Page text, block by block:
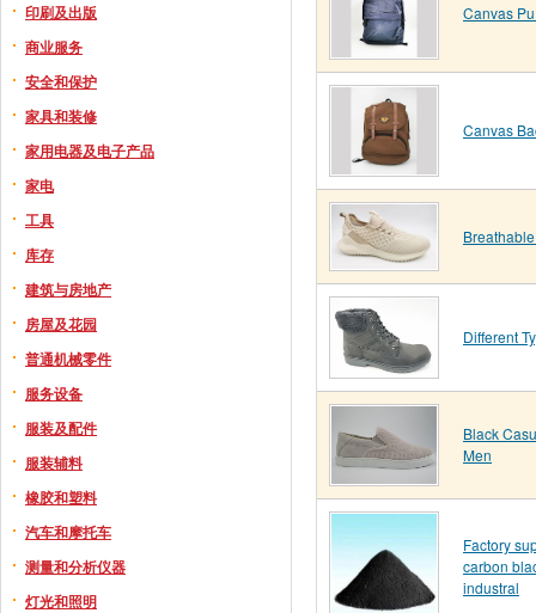
印刷及出版
商业服务
安全和保护
家具和装修
家用电器及电子产品
家电
工具
库存
建筑与房地产
房屋及花园
普通机械零件
服务设备
服装及配件
服装辅料
橡胶和塑料
汽车和摩托车
测量和分析仪器
灯光和照明
Canvas
Canvas
Different
Black
Men
Factory
carbon
industral